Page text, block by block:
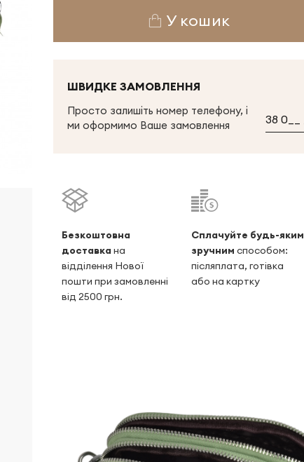
У кошик
ШВИДКЕ ЗАМОВЛЕННЯ
Просто залишіть номер телефону, і
ми оформимо Ваше замовлення
Безкоштовна
доставкана
відділення Нової
пошти при замовленні
від 2500 грн.
Сплачуйте будь-яким
зручним способом:
післяплата, готівка
або на картку